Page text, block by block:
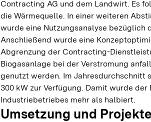
Contracting AG und dem Landwirt. Es
die Wärmequelle. In einer weiteren
wurde eine Nutzungsanalyse bezüglich
Anschließend wurde eine
Abgrenzung der Contracting-
Biogasanlage bei der Verstromung
genutzt werden. Im Jahresdurchschnitt
300 kW zur Verfügung. Damit wurde
Industriebetriebes mehr als halbiert.
Umsetzung und